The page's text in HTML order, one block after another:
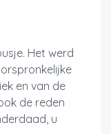
Het werd
en van de
de reden
u